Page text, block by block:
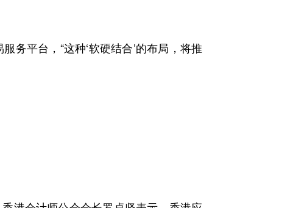
平台，“这种‘软硬结合’的布局，将推